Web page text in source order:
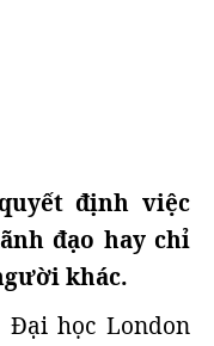
định việc
đạo hay chỉ
khác.
Đại học London